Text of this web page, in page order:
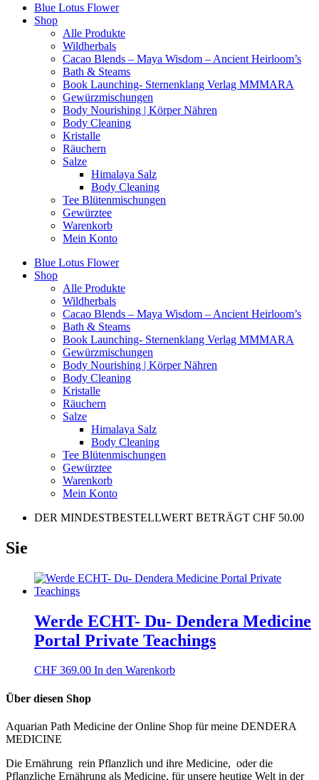
Blue Lotus Flower
Shop
Alle Produkte
Wildherbals
Cacao Blends – Maya Wisdom – Ancient Heirloom’s
Bath & Steams
Book Launching- Sternenklang Verlag MMMARA
Gewürzmischungen
Body Nourishing | Körper Nähren
Body Cleaning
Kristalle
Räuchern
Salze
Himalaya Salz
Body Cleaning
Tee Blütenmischungen
Gewürztee
Warenkorb
Mein Konto
Blue Lotus Flower
Shop
Alle Produkte
Wildherbals
Cacao Blends – Maya Wisdom – Ancient Heirloom’s
Bath & Steams
Book Launching- Sternenklang Verlag MMMARA
Gewürzmischungen
Body Nourishing | Körper Nähren
Body Cleaning
Kristalle
Räuchern
Salze
Himalaya Salz
Body Cleaning
Tee Blütenmischungen
Gewürztee
Warenkorb
Mein Konto
DER MINDESTBESTELLWERT BETRÄGT CHF 50.00
Sie
Werde ECHT- Du- Dendera Medicine
Portal Private Teachings
CHF 369.00 In den Warenkorb
Über diesen Shop
Aquarian Path Medicine der Online Shop für meine DENDERA
MEDICINE
Die Ernährung rein Pflanzlich und ihre Medicine, oder die
Pflanzliche Ernährung als Medicine, für unsere heutige Welt in der